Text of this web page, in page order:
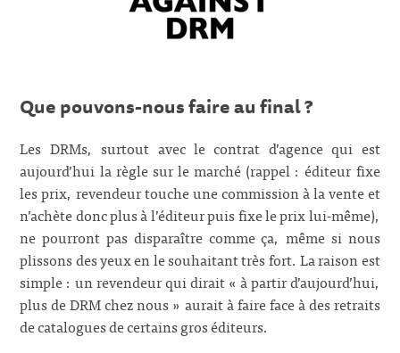
Que pouvons-nous faire au final ?
Les DRMs, surtout avec le contrat d’agence qui est
aujourd’hui la règle sur le marché (rappel : éditeur fixe
les prix, revendeur touche une commission à la vente et
n’achète donc plus à l’éditeur puis fixe le prix lui-même),
ne pourront pas disparaître comme ça, même si nous
plissons des yeux en le souhaitant très fort. La raison est
simple : un revendeur qui dirait « à partir d’aujourd’hui,
plus de DRM chez nous » aurait à faire face à des retraits
de catalogues de certains gros éditeurs.